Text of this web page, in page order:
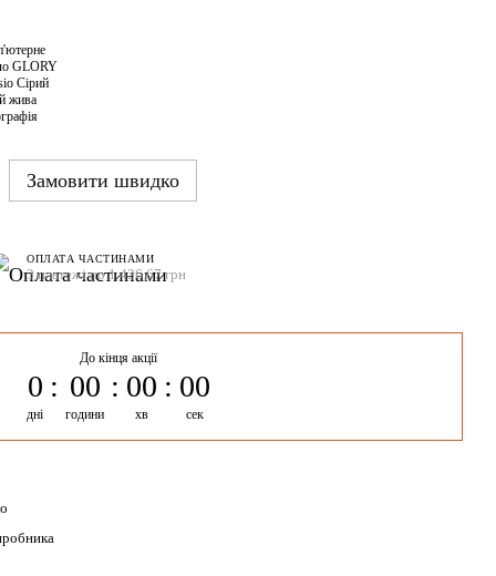
Замовити швидко
ОПЛАТА ЧАСТИНАМИ
3 платежі по 1 436.67 грн
До кінця акції
0
дні
00
години
00
хв
00
сек